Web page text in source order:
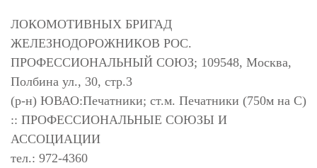
ЛОКОМОТИВНЫХ БРИГАД
ЖЕЛЕЗНОДОРОЖНИКОВ РОС.
ПРОФЕССИОНАЛЬНЫЙ СОЮЗ; 109548, Москва,
Полбина ул., 30, стр.3
(р-н) ЮВАО:Печатники; ст.м. Печатники (750м на С)
:: ПРОФЕССИОНАЛЬНЫЕ СОЮЗЫ И
АССОЦИАЦИИ
тел.: 972-4360